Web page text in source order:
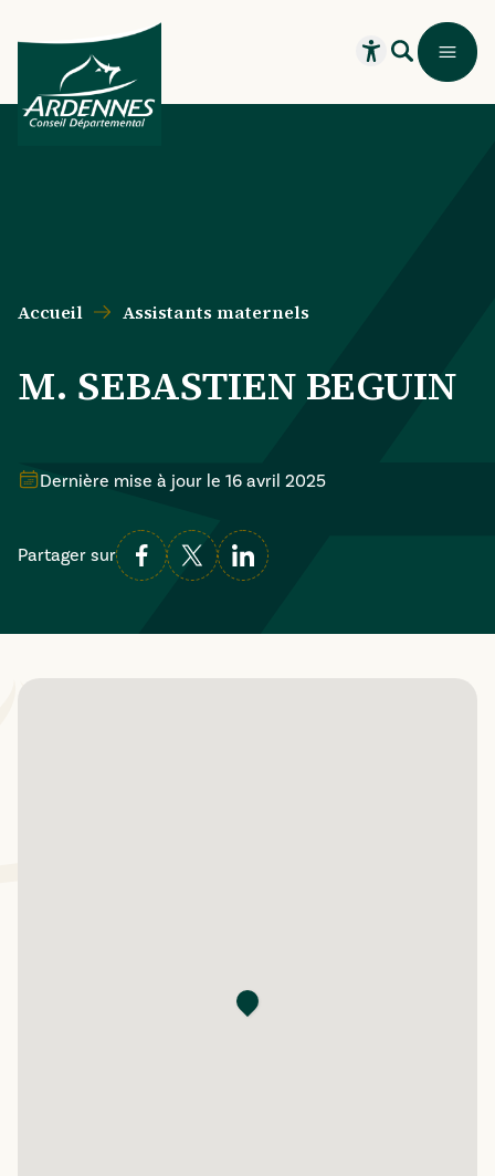
Recherche
Ouvrir leMenu
Accueil Assistants maternels
M. SEBASTIEN BEGUIN
Dernière mise à jour le 16 avril 2025
Partager sur